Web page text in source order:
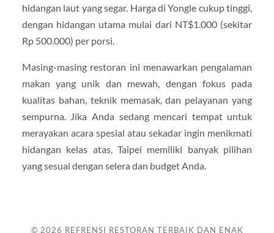
hidangan laut yang segar. Harga di Yongle cukup tinggi,
dengan hidangan utama mulai dari NT$1.000 (sekitar
Rp 500.000) per porsi.
Masing-masing restoran ini menawarkan pengalaman
makan yang unik dan mewah, dengan fokus pada
kualitas bahan, teknik memasak, dan pelayanan yang
sempurna. Jika Anda sedang mencari tempat untuk
merayakan acara spesial atau sekadar ingin menikmati
hidangan kelas atas, Taipei memiliki banyak pilihan
yang sesuai dengan selera dan budget Anda.
© 2026 REFRENSI RESTORAN TERBAIK DAN ENAK